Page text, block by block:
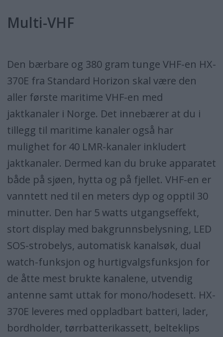
Multi-VHF
Den bærbare og 380 gram tunge VHF-en HX-
370E fra Standard Horizon skal være den
aller første maritime VHF-en med
jaktkanaler i Norge. Det innebærer at du i
tillegg til maritime kanaler også har
mulighet for 40 LMR-kanaler inkludert
jaktkanaler. Dermed kan du bruke apparatet
både på sjøen, hytta og på fjellet. VHF-en er
vanntett ned til en meters dyp og opptil 30
minutter. Den har 5 watts utgangseffekt,
stort display med bakgrunnsbelysning, LED
SOS-strobelys, automatisk kanalsøk, dual
watch-funksjon og hurtigvalgsfunksjon for
de åtte mest brukte kanalene, utvendig
antenne samt uttak for mono/hodesett. HX-
370E leveres med oppladbart batteri, lader,
bordholder, tørrbatterikassett, belteklips